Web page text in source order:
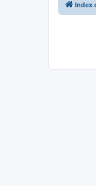
Index